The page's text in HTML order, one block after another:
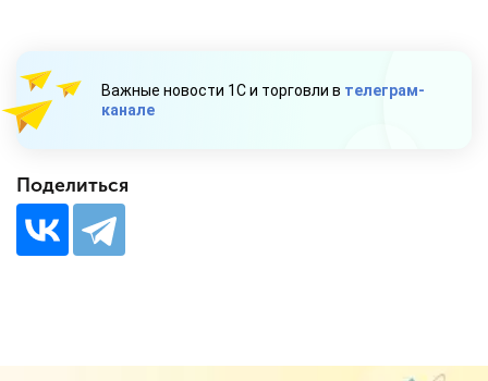
Важные новости 1С и торговли в телеграм-
канале
Поделиться